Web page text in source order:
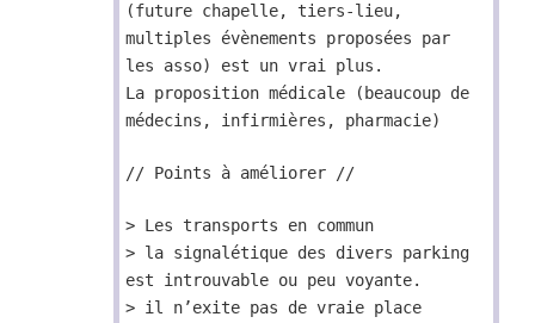
(future chapelle, tiers-lieu,
multiples évènements proposées par
les asso) est un vrai plus.
La proposition médicale (beaucoup de
médecins, infirmières, pharmacie)
// Points à améliorer //
> Les transports en commun
> la signalétique des divers parking
est introuvable ou peu voyante.
> il n’exite pas de vraie place